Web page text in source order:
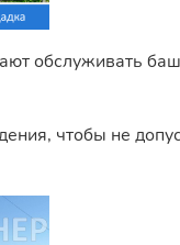
обслуживать
чтобы не